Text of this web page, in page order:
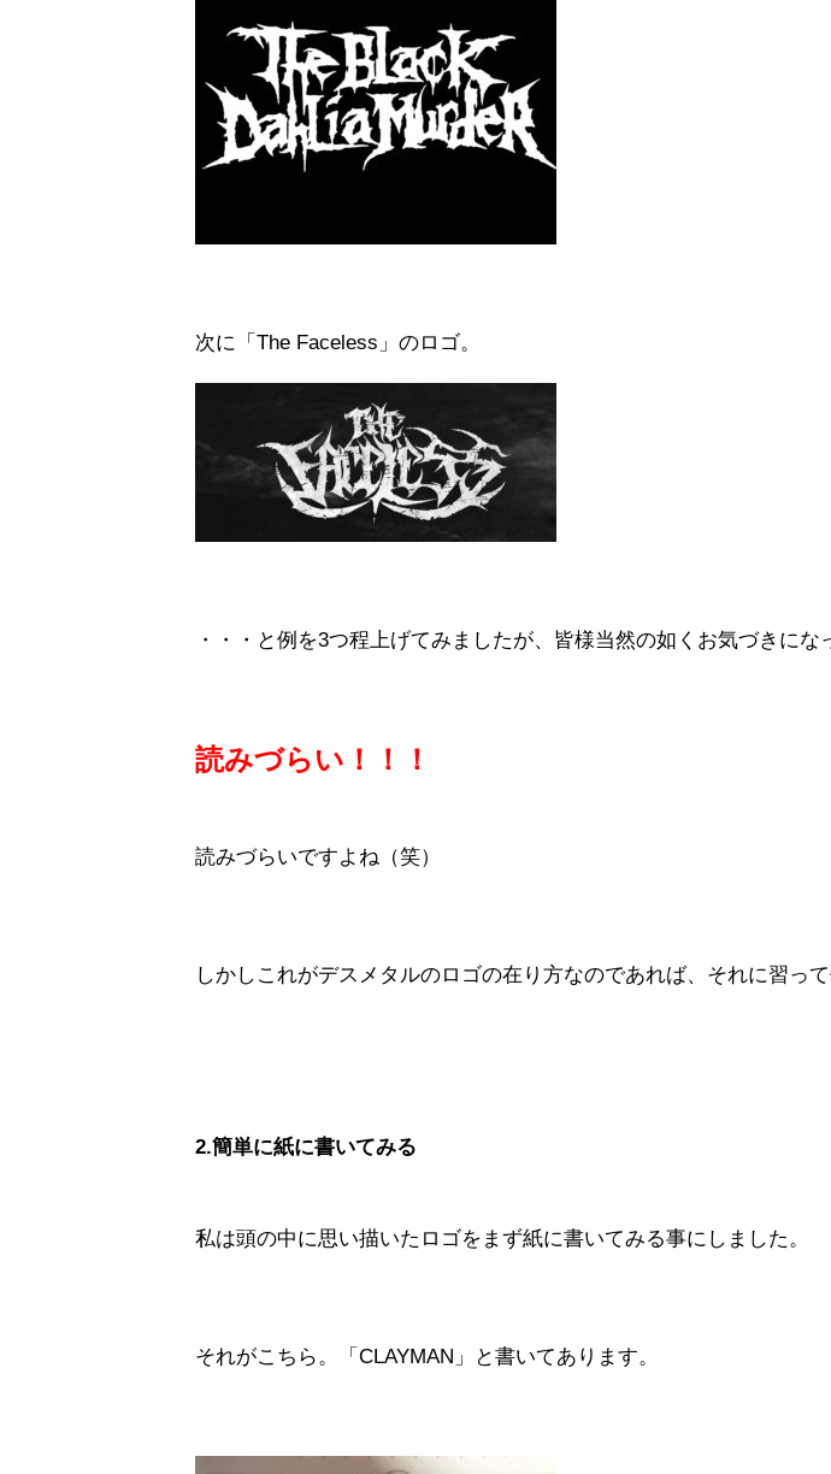
次に「The Faceless」のロゴ。
・・・と例を3つ程上げてみましたが、皆様当然の如くお気づきにな
読みづらい！！！
読みづらいですよね（笑）
しかしこれがデスメタルのロゴの在り方なのであれば、それに習っ
2.簡単に紙に書いてみる
私は頭の中に思い描いたロゴをまず紙に書いてみる事にしました。
それがこちら。「CLAYMAN」と書いてあります。